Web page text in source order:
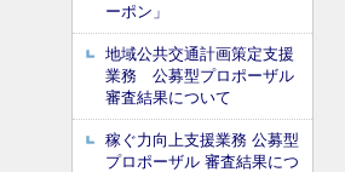
ーポン」
地域公共交通計画策定支援
業務 公募型プロポーザル
審査結果について
稼ぐ力向上支援業務 公募型
プロポーザル 審査結果につ